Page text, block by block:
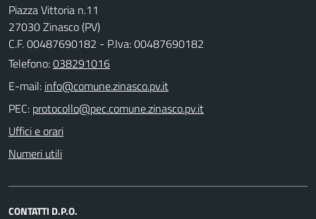
Piazza Vittoria n.11
27030 Zinasco (PV)
C.F. 00487690182 - P.Iva: 00487690182
Telefono:038291016
E-mail:
PEC:
Uffici e orari
Numeri utili
CONTATTI D.P.O.